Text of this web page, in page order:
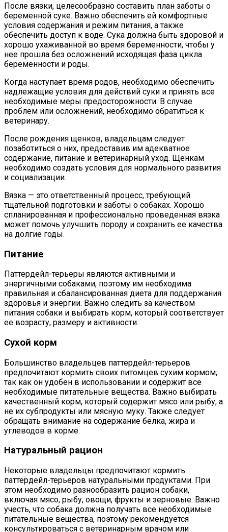
После вязки, целесообразно составить план заботы о
беременной суке. Важно обеспечить ей комфортные
условия содержания и режим питания, а также
обеспечить доступ к воде. Сука должна быть здоровой и
хорошо ухаживанной во время беременности, чтобы у
нее прошла без осложнений исходящая фаза цикла
беременности и роды.
Когда наступает время родов, необходимо обеспечить
надлежащие условия для действий суки и принять все
необходимые меры предосторожности. В случае
проблем или осложнений, необходимо обратиться к
ветеринару.
После рождения щенков, владельцам следует
позаботиться о них, предоставив им адекватное
содержание, питание и ветеринарный уход. Щенкам
необходимо создать условия для нормального развития
и социализации.
Вязка — это ответственный процесс, требующий
тщательной подготовки и заботы о собаках. Хорошо
спланированная и профессионально проведенная вязка
может помочь улучшить породу и сохранить ее качества
на долгие годы.
Питание
Паттердейл-терьеры являются активными и
энергичными собаками, поэтому им необходима
правильная и сбалансированная диета для поддержания
здоровья и энергии. Важно следить за качеством
питания собаки и выбирать корм, который соответствует
ее возрасту, размеру и активности.
Сухой корм
Большинство владельцев паттердейл-терьеров
предпочитают кормить своих питомцев сухим кормом,
так как он удобен в использовании и содержит все
необходимые питательные вещества. Важно выбирать
качественный корм, который содержит мясо или рыбу, а
не их субпродукты или мясную муку. Также следует
обращать внимание на содержание белка, жира и
углеводов в корме.
Натуральный рацион
Некоторые владельцы предпочитают кормить
паттердейл-терьеров натуральными продуктами. При
этом необходимо разнообразить рацион собаки,
включая мясо, рыбу, овощи, фрукты и зерновые. Важно
учесть, что собака должна получать все необходимые
питательные вещества, поэтому рекомендуется
консультироваться с ветеринарным врачом или